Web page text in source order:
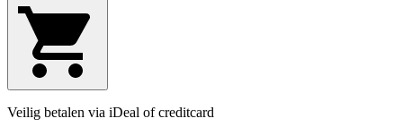
Veilig betalen via iDeal of creditcard